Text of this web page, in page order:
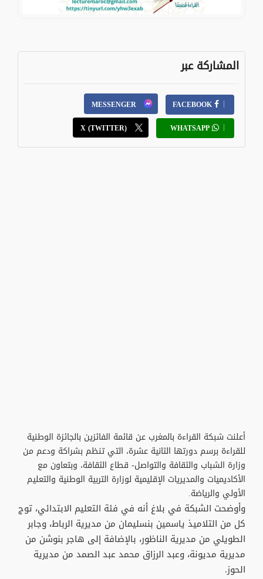
المشاركة عبر
FACEBOOK
MESSENGER
WHATSAPP
X (TWITTER)
أعلنت شبكة القراءة بالمغرب عن قائمة الفائزين بالجائزة الوطنية
للقراءة برسم دورتها الثانية عشرة، التي تنظم بشراكة ودعم من
وزارة الشباب والثقافة والتواصل- قطاع الثقافة، وبتعاون مع
الأكاديميات والمديريات الإقليمية لوزارة التربية الوطنية والتعليم
الأولي والرياضة.
وأوضحت الشبكة في بلاغ أنه في فئة التعليم الابتدائي، توج
كل من التلاميذ ياسمين بنسليمان من مديرية الرباط، وجابر
الطويلي من مديرية الناظور، بالإضافة إلى هاجر بنوشن من
مديرية مديونة، وعبد الرزاق محمد عبد الصمد من مديرية
الحوز.